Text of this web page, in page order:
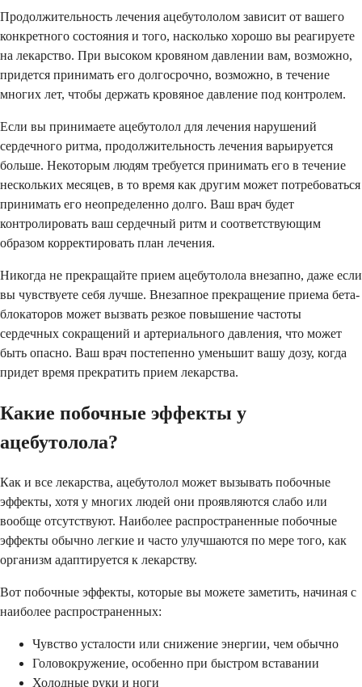
Продолжительность лечения ацебутололом зависит от вашего
конкретного состояния и того, насколько хорошо вы реагируете
на лекарство. При высоком кровяном давлении вам, возможно,
придется принимать его долгосрочно, возможно, в течение
многих лет, чтобы держать кровяное давление под контролем.
Если вы принимаете ацебутолол для лечения нарушений
сердечного ритма, продолжительность лечения варьируется
больше. Некоторым людям требуется принимать его в течение
нескольких месяцев, в то время как другим может потребоваться
принимать его неопределенно долго. Ваш врач будет
контролировать ваш сердечный ритм и соответствующим
образом корректировать план лечения.
Никогда не прекращайте прием ацебутолола внезапно, даже если
вы чувствуете себя лучше. Внезапное прекращение приема бета-
блокаторов может вызвать резкое повышение частоты
сердечных сокращений и артериального давления, что может
быть опасно. Ваш врач постепенно уменьшит вашу дозу, когда
придет время прекратить прием лекарства.
Какие побочные эффекты у
ацебутолола?
Как и все лекарства, ацебутолол может вызывать побочные
эффекты, хотя у многих людей они проявляются слабо или
вообще отсутствуют. Наиболее распространенные побочные
эффекты обычно легкие и часто улучшаются по мере того, как
организм адаптируется к лекарству.
Вот побочные эффекты, которые вы можете заметить, начиная с
наиболее распространенных:
Чувство усталости или снижение энергии, чем обычно
Головокружение, особенно при быстром вставании
Холодные руки и ноги